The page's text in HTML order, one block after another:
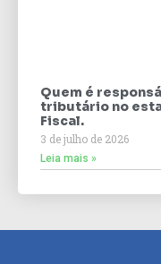
Quem é
tributário no
Fiscal.
3 de julho de 2026
Leia mais »